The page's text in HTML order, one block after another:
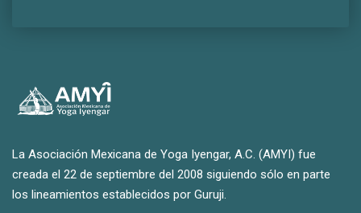
La Asociación Mexicana de Yoga Iyengar, A.C. (AMYI) fue
creada el 22 de septiembre del 2008 siguiendo sólo en parte
los lineamientos establecidos por Guruji.